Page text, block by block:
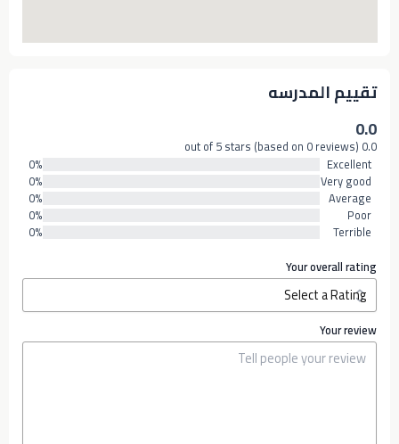
تقييم المدرسه
0.0
0.0 out of 5 stars (based on 0 reviews)
Excellent
0%
Very good
0%
Average
0%
Poor
0%
Terrible
0%
Your overall rating
Your review